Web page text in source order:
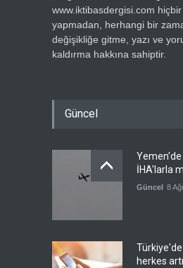
www.iktibasdergisi.com
yapmadan, herhangi bir
değişikliğe gitme, yazı ve
kaldırma hakkına sahiptir.
Güncel
İHA'larla
Güncel 8
herkes